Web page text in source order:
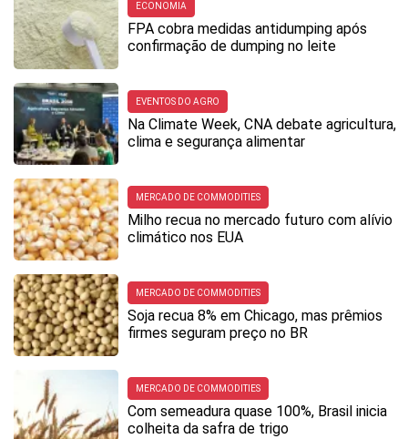
ECONOMIA
FPA cobra medidas antidumping após
confirmação de dumping no leite
EVENTOS DO AGRO
Na Climate Week, CNA debate agricultura,
clima e segurança alimentar
MERCADO DE COMMODITIES
Milho recua no mercado futuro com alívio
climático nos EUA
MERCADO DE COMMODITIES
Soja recua 8% em Chicago, mas prêmios
firmes seguram preço no BR
MERCADO DE COMMODITIES
Com semeadura quase 100%, Brasil inicia
colheita da safra de trigo